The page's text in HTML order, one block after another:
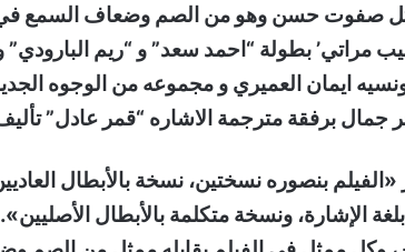
صفوت حسن وهو من الصم وضعاف السمع في
مراتي’ بطولة “احمد سعد” و “ريم
ايمان العميري و مجموعه من الوجوه
جمال برفقة مترجمة الاشاره “قمر عادل”
«الفيلم بنصوره نسختين، نسخة بالأبطال
الإشارة، ونسخة متكلمة بالأبطال
يكتب
مايسه
عطوه
كليوباترا
21
مصطفى كامل سيف الدين ….
مايسه عطوه كليوباترا القرن 21